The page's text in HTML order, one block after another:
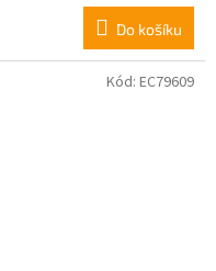
Do košíku
Kód: EC79609